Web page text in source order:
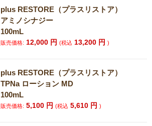
plus RESTORE（プラスリストア）
アミノシナジー
100mL
販売価格: 12,000 円(税込 13,200 円)
plus RESTORE（プラスリストア）
TPNa ローション MD
100mL
販売価格: 5,100 円(税込 5,610 円)